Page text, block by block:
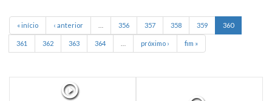
« início ‹ anterior 356 357 358 359 360
361 362 363 364 próximo › fim »